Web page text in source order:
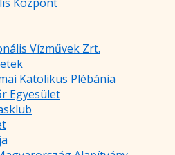
Vízművek Zrt.
Katolikus Plébánia
Egyesület